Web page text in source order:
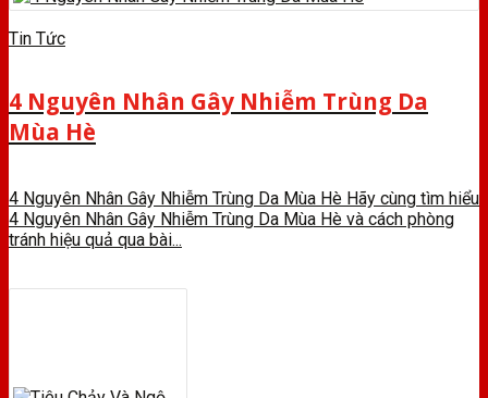
Tin Tức
4 Nguyên Nhân Gây Nhiễm Trùng Da
Mùa Hè
4 Nguyên Nhân Gây Nhiễm Trùng Da Mùa Hè Hãy cùng tìm hiểu
4 Nguyên Nhân Gây Nhiễm Trùng Da Mùa Hè và cách phòng
tránh hiệu quả qua bài...